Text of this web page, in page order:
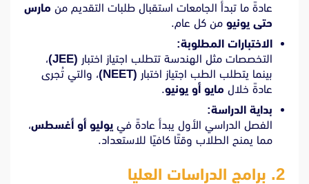
عادةً ما تبدأ الجامعات استقبال طلبات التقديم من مارس
حتى يونيو من كل عام.
الاختبارات المطلوبة:
التخصصات مثل الهندسة تتطلب اجتياز اختبار (JEE)
،
بينما يتطلب الطب اجتياز اختبار (NEET)
، والتي تُجرى
عادةً خلال مايو أو يونيو.
بداية الدراسة:
الفصل الدراسي الأول يبدأ عادةً في يوليو أو أغسطس،
مما يمنح الطلاب وقتًا كافيًا للاستعداد.
2. برامج الدراسات العليا